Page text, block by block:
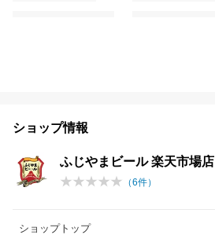
ショップ情報
ふじやまビール 楽天市場店
（6件）
ショップトップ